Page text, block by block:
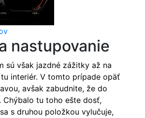
nastupovanie
sú však jazdné zážitky až na
interiér. V tomto prípade opäť
avšak zabudnite, že do
Chýbalo tu toho ešte dosť,
s druhou položkou vylučuje,